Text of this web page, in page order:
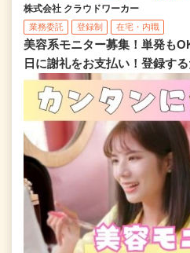
株式会社 クラウドワーカー
業務委託 登録制 在宅・内職
美容系モニター募集！単発も
日に謝礼をお支払い！登録す